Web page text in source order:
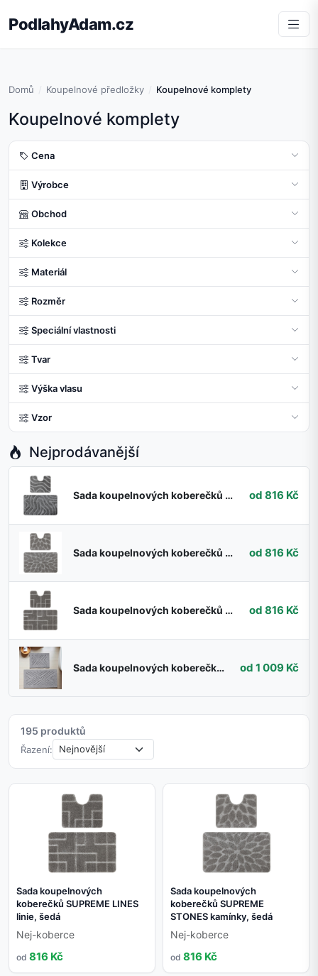
PodlahyAdam.cz
Domů Koupelnové předložky Koupelnové komplety
Koupelnové komplety
Cena
Výrobce
Obchod
Kolekce
Materiál
Rozměr
Speciální vlastnosti
Tvar
Výška vlasu
Vzor
Nejprodávanější
Sada koupelnových koberečků SUPREME WAVES vlny, šedá od 816 Kč
Sada koupelnových koberečků SUPREME STONES kamínky, šedá od 816 Kč
Sada koupelnových koberečků SUPREME LINES linie, šedá od 816 Kč
Sada koupelnových koberečků BOSTON 15 šedá od 1 009 Kč
195 produktů
Řazení:
Sada koupelnových
koberečků SUPREME LINES
linie, šedá
Nej-koberce
od 816 Kč
Sada koupelnových
koberečků SUPREME
STONES kamínky, šedá
Nej-koberce
od 816 Kč